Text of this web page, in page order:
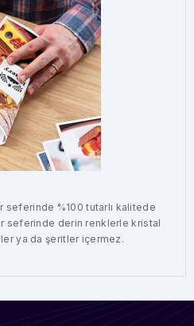
seferinde %100 tutarlı kalitede
seferinde derin renklerle kristal
ya da şeritler içermez.